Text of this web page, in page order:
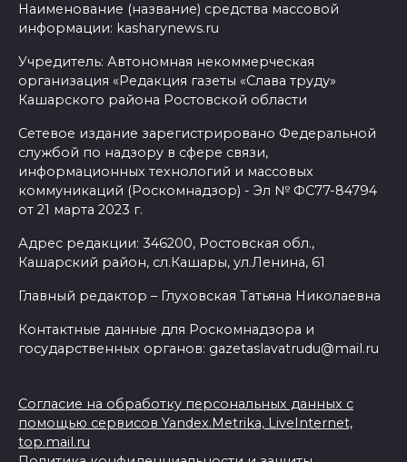
Наименование (название) средства массовой
информации: kasharynews.ru
Учредитель: Автономная некоммерческая
организация «Редакция газеты «Слава труду»
Кашарского района Ростовской области
Сетевое издание зарегистрировано Федеральной
службой по надзору в сфере связи,
информационных технологий и массовых
коммуникаций (Роскомнадзор) - Эл № ФС77-84794
от 21 марта 2023 г.
Адрес редакции: 346200, Ростовская обл.,
Кашарский район, сл.Кашары, ул.Ленина, 61
Главный редактор – Глуховская Татьяна Николаевна
Контактные данные для Роскомнадзора и
государственных органов: gazetaslavatrudu@mail.ru
Согласие на обработку персональных данных с
помощью сервисов Yandex.Metrika, LiveInternet,
top.mail.ru